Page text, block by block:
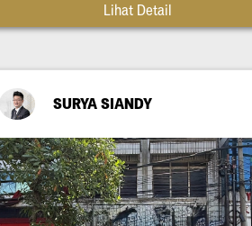
Lihat Detail
SURYA SIANDY